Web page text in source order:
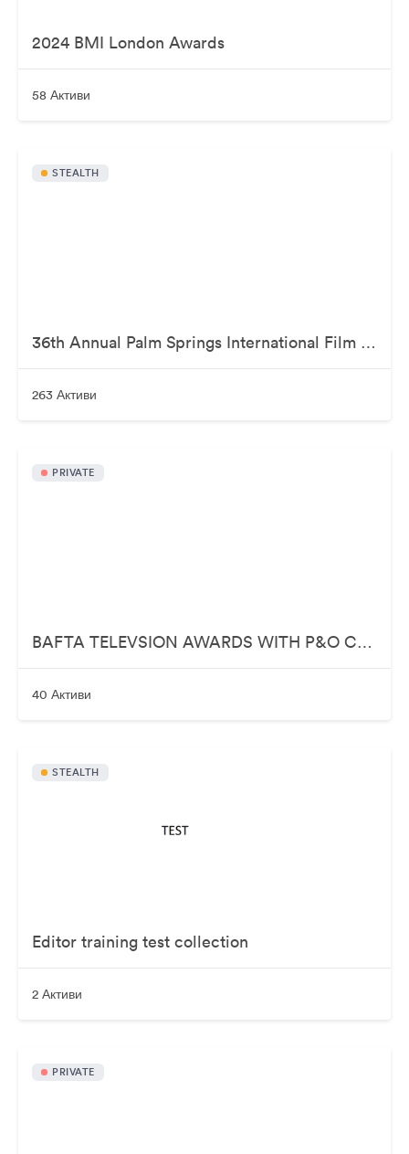
2024 BMI London Awards
58 Активи
STEALTH
36th Annual Palm Springs International Film Awards
263 Активи
PRIVATE
BAFTA TELEVSION AWARDS WITH P&O CRUISES
40 Активи
STEALTH
Editor training test collection
2 Активи
PRIVATE